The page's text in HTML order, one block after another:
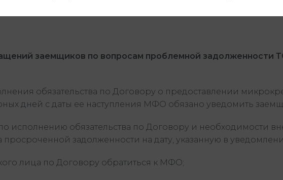
заемщиков по вопросам проблемной задолженности
обязательства по Договору о предоставлении
дней с даты ее наступления МФО обязано уведомить
исполнению обязательства по Договору и необходимости
просроченной задолженности на дату, указанную в
лица по Договору обратиться к МФО;